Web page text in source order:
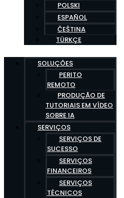
POLSKI
ESPAÑOL
ČEŠTINA
TÜRKÇE
SOLUÇÕES
PERITO
REMOTO
PRODUÇÃO DE
TUTORIAIS EM VÍDEO
SOBRE IA
SERVIÇOS
SERVIÇOS DE
SUCESSO
SERVIÇOS
FINANCEIROS
SERVIÇOS
TÉCNICOS